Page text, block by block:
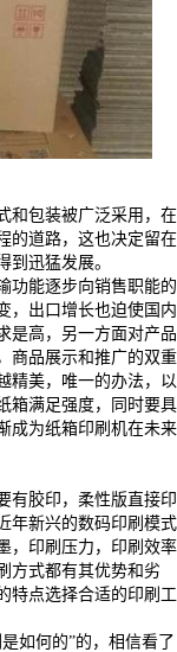
和包装被广泛采用，在
的道路，这也决定留在
到迅猛发展。
能逐步向销售职能的
，出口增长也迫使国内
是高，另一方面对产品
商品展示和推广的双重
精美，唯一的办法，以
箱满足强度，同时要具
成为纸箱印刷机在未来
胶印，柔性版直接印
年新兴的数码印刷模式
，印刷压力，印刷效率
方式都有其优势和劣
特点选择合适的印刷工
如何的”的，相信看了